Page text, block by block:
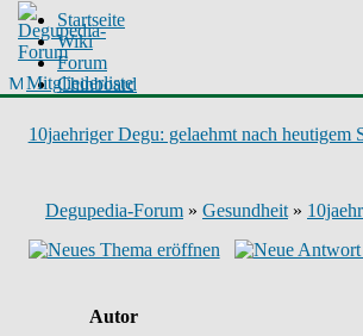
Mitgliederliste
Startseite
Wiki
Forum
Chinboard
10jaehriger Degu: gelaehmt nach heutigem
Degupedia-Forum » Gesundheit »
Autor